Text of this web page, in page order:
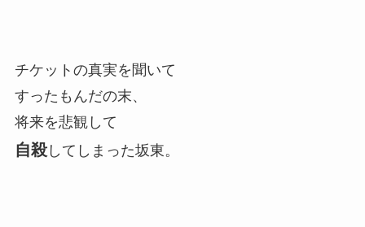
チケットの真実を聞いて
すったもんだの末、
将来を悲観して
自殺してしまった坂東。